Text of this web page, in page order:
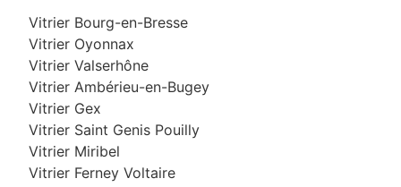
Vitrier Bourg-en-Bresse
Vitrier Oyonnax
Vitrier Valserhône
Vitrier Ambérieu-en-Bugey
Vitrier Gex
Vitrier Saint Genis Pouilly
Vitrier Miribel
Vitrier Ferney Voltaire